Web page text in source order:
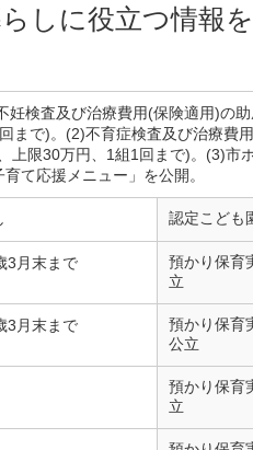
しに役立つ情報
妊検査及び治療費用(保険適用)の
まで)。(2)不育症検査及び治療費
上限30万円、1組1回まで)。(3)市
育て応援メニュー」を公開。
認定こども
3月末まで
預かり保育
立
3月末まで
預かり保育
公立
預かり保育
立